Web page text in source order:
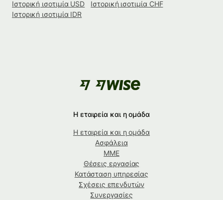
Ιστορική ισοτιμία USD
Ιστορική ισοτιμία CHF
Ιστορική ισοτιμία IDR
Η εταιρεία και η ομάδα
Η εταιρεία και η ομάδα
Ασφάλεια
ΜΜΕ
Θέσεις εργασίας
Κατάσταση υπηρεσίας
Σχέσεις επενδυτών
Συνεργασίες